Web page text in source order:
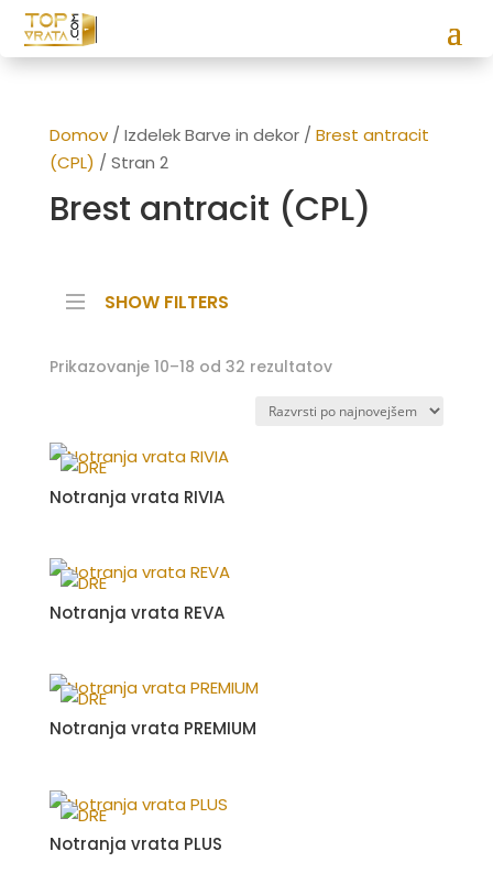
Domov/ Izdelek Barve in dekor / Brest antracit
(CPL) / Stran 2
Brest antracit (CPL)
SHOW FILTERS
Prikazovanje 10–18 od 32 rezultatovRazvrščeno
datumu
Notranja vrata RIVIA
Notranja vrata REVA
Notranja vrata PREMIUM
Notranja vrata PLUS